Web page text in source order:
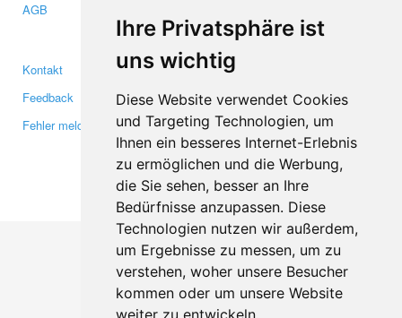
Ihre Privatsphäre ist
uns wichtig
Diese Website verwendet Cookies
und Targeting Technologien, um
Ihnen ein besseres Internet-Erlebnis
zu ermöglichen und die Werbung,
die Sie sehen, besser an Ihre
Bedürfnisse anzupassen. Diese
Technologien nutzen wir außerdem,
um Ergebnisse zu messen, um zu
verstehen, woher unsere Besucher
kommen oder um unsere Website
weiter zu entwickeln.
AGB
Medien
Kontakt
Feedback
Fehler melden
Facebook
Twitter
YouTube
Google+
Makis© Copyright 2026